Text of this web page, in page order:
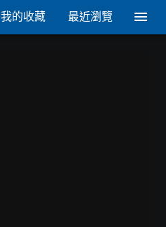
我的收藏 最近瀏覽